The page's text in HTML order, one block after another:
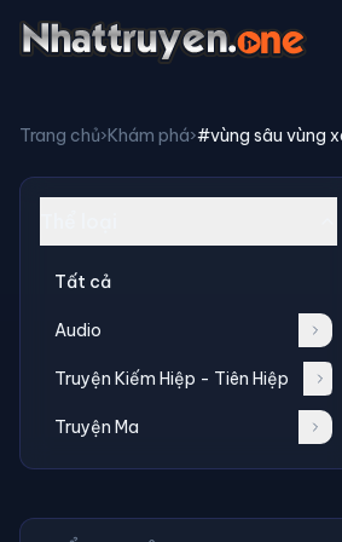
Trang chủ›Khám phá›#vùng sâu vùng
Tất cả
Audio
Truyện Kiếm Hiệp - Tiên Hiệp
Truyện Ma